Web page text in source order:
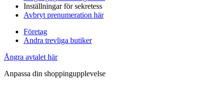
Inställningar för sekretess
Avbryt prenumeration här
Företag
Andra trevliga butiker
Ångra avtalet här
Anpassa din shoppingupplevelse